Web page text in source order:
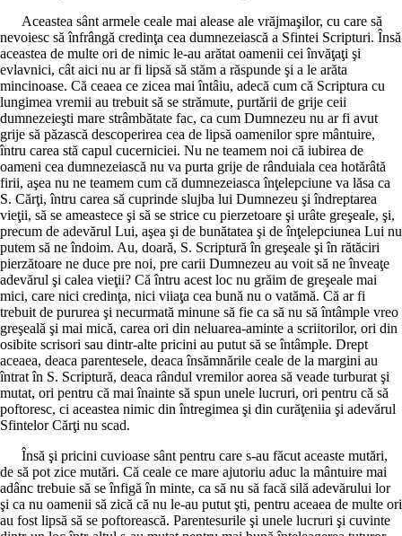
Aceastea sânt armele ceale mai alease ale vrăjmaşilor, cu care să
nevoiesc să înfrângă credinţa cea dumnezeiască a Sfintei Scripturi. Însă
aceastea de multe ori de nimic le-au arătat oamenii cei învăţaţi şi
evlavnici, cât aici nu ar fi lipsă să stăm a răspunde şi a le arăta
mincinoase. Că ceaea ce zicea mai întâiu, adecă cum că Scriptura cu
lungimea vremii au trebuit să se strămute, purtării de grije ceii
dumnezeieşti mare strâmbătate fac, ca cum Dumnezeu nu ar fi avut
grije să păzască descoperirea cea de lipsă oamenilor spre mântuire,
întru carea stă capul cucerniciei. Nu ne teamem noi că iubirea de
oameni cea dumnezeiască nu va purta grije de rânduiala cea hotărâtă
firii, aşea nu ne teamem cum că dumnezeiasca înţelepciune va lăsa ca
S. Cărţi, întru carea să cuprinde slujba lui Dumnezeu şi îndreptarea
vieţii, să se ameastece şi să se strice cu pierzetoare şi urâte greşeale, şi,
precum de adevărul Lui, aşea şi de bunătatea şi de înţelepciunea Lui nu
putem să ne îndoim. Au, doară, S. Scriptură în greşeale şi în rătăciri
pierzătoare ne duce pre noi, pre carii Dumnezeu au voit să ne înveaţe
adevărul şi calea vieţii? Că întru acest loc nu grăim de greşeale mai
mici, care nici credinţa, nici viiaţa cea bună nu o vatămă. Că ar fi
trebuit de pururea şi necurmată minune să fie ca să nu să întâmple vreo
greşeală şi mai mică, carea ori din neluarea-aminte a scriitorilor, ori din
osibite scrisori sau dintr-alte pricini au putut să se întâmple. Drept
aceaea, deaca parentesele, deaca însămnările ceale de la margini au
întrat în S. Scriptură, deaca rândul vremilor aorea să veade turburat şi
mutat, ori pentru că mai înainte să spun unele lucruri, ori pentru că să
poftoresc, ci aceastea nimic din întregimea şi din curăţeniia şi adevărul
Sfintelor Cărţi nu scad.
Însă şi pricini cuvioase sânt pentru care s-au făcut aceaste mutări,
de să pot zice mutări. Că ceale ce mare ajutoriu aduc la mântuire mai
adânc trebuie să se înfigă în minte, ca să nu să facă silă adevărului lor
şi ca nu oamenii să zică că nu le-au putut şti, pentru aceaea de multe ori
au fost lipsă să se poftorească. Parentesurile şi unele lucruri şi cuvinte